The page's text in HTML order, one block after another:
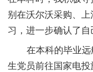
别在沃尔沃采购、
习，进一步确认了自
在本科的毕业
生党员前往国家电